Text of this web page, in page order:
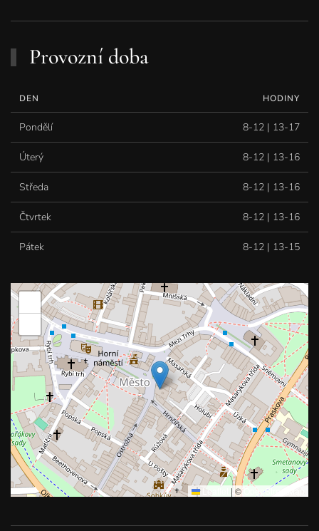
Provozní doba
DEN HODINY
Pondělí 8-12 | 13-17
Úterý 8-12 | 13-16
Středa 8-12 | 13-16
Čtvrtek 8-12 | 13-16
Pátek 8-12 | 13-15
Leaflet | © OpenStreetMap